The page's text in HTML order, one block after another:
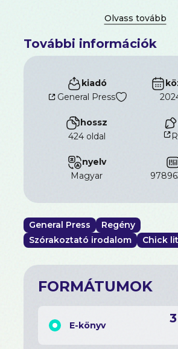
További információk
kiadó
General Press
hossz
424 oldal
nyelv
magyar
General Press
Regény
Szórakoztató irodalom
Chick lit
FORMÁTUMOK
E-könyv